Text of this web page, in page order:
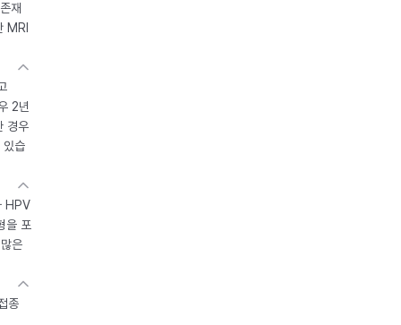
재
MRI
2년
경우
있습
HPV
을 포
은
종